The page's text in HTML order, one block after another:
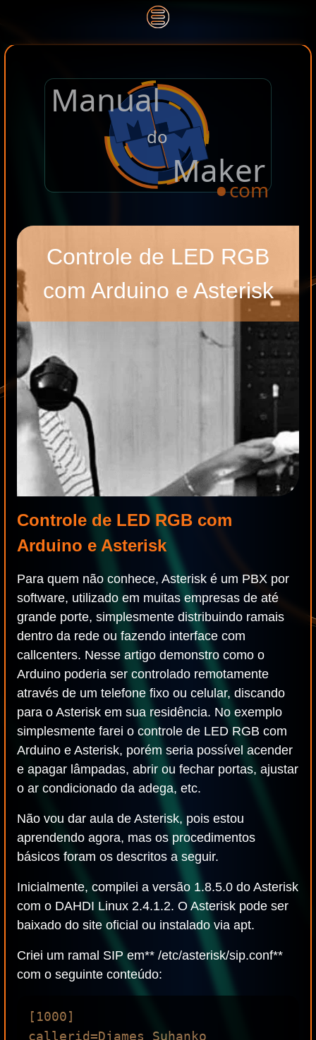
Manual
do
Maker
.com
Controle de LED RGB
com Arduino e Asterisk
Controle de LED RGB com
Arduino e Asterisk
Para quem não conhece, Asterisk é um PBX por
software, utilizado em muitas empresas de até
grande porte, simplesmente distribuindo ramais
dentro da rede ou fazendo interface com
callcenters. Nesse artigo demonstro como o
Arduino poderia ser controlado remotamente
através de um telefone fixo ou celular, discando
para o Asterisk em sua residência. No exemplo
simplesmente farei o controle de LED RGB com
Arduino e Asterisk, porém seria possível acender
e apagar lâmpadas, abrir ou fechar portas, ajustar
o ar condicionado da adega, etc.
Não vou dar aula de Asterisk, pois estou
aprendendo agora, mas os procedimentos
básicos foram os descritos a seguir.
Inicialmente, compilei a versão 1.8.5.0 do Asterisk
com o DAHDI Linux 2.4.1.2. O Asterisk pode ser
baixado do site oficial ou instalado via apt.
Criei um ramal SIP em** /etc/asterisk/sip.conf**
com o seguinte conteúdo:
[1000]
callerid=Djames Suhanko